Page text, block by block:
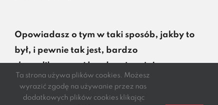
Opowiadasz o tym w taki sposób, jakby to
był, i pewnie tak jest, bardzo
skomplikowany i bardzo siermiężny proces,
który będzie trwał przez lata. Czy zatem
działy HR w mniejszych organizacjach są
Ta strona używa plików cookies. Możesz
wyrazić zgodę na używanie przez nas
dodatkowych plików cookies klikając